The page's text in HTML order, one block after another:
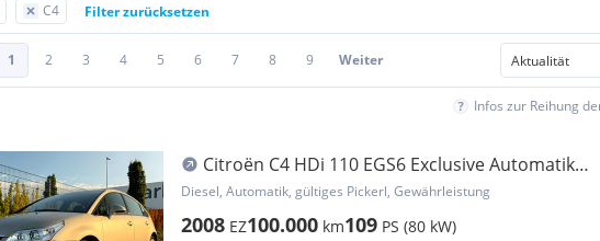
C4 Filter zurücksetzen
1 2 3 4 5 6 7 8 9 Weiter
Infos zur Reihung
Citroën C4 HDi 110 EGS6 Exclusive Automatik
1.Besitz
Diesel, Automatik, gültiges Pickerl, Gewährleistung
2008 EZ100.000 km109 PS (80 kW)